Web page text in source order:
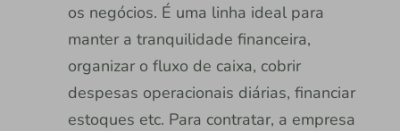
os negócios. É uma linha ideal para
manter a tranquilidade financeira,
organizar o fluxo de caixa, cobrir
despesas operacionais diárias, financiar
estoques etc. Para contratar, a empresa